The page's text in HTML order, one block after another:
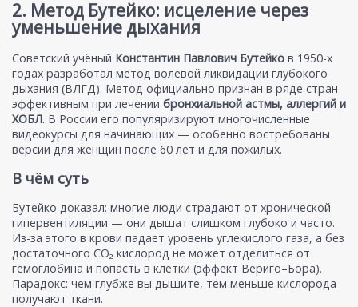
2. Метод Бутейко: исцеление через
уменьшение дыхания
Советский учёный Константин Павлович Бутейко в 1950-х
годах разработал метод волевой ликвидации глубокого
дыхания (ВЛГД). Метод официально признан в ряде стран
эффективным при лечении бронхиальной астмы, аллергий и
ХОБЛ. В России его популяризируют многочисленные
видеокурсы для начинающих — особенно востребованы
версии для женщин после 60 лет и для пожилых.
В чём суть
Бутейко доказал: многие люди страдают от хронической
гипервентиляции — они дышат слишком глубоко и часто.
Из-за этого в крови падает уровень углекислого газа, а без
достаточного CO₂ кислород не может отделиться от
гемоглобина и попасть в клетки (эффект Вериго–Бора).
Парадокс: чем глубже вы дышите, тем меньше кислорода
получают ткани.